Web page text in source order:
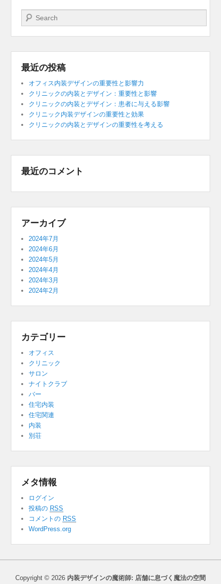
検索開始
最近の投稿
オフィス内装デザインの重要性と影響力
クリニックの内装とデザイン：重要性と影響
クリニックの内装とデザイン：患者に与える影響
クリニック内装デザインの重要性と効果
クリニックの内装とデザインの重要性を考える
最近のコメント
アーカイブ
2024年7月
2024年6月
2024年5月
2024年4月
2024年3月
2024年2月
カテゴリー
オフィス
クリニック
サロン
ナイトクラブ
バー
住宅内装
住宅関連
内装
別荘
メタ情報
ログイン
投稿の RSS
コメントの RSS
WordPress.org
Copyright © 2026 内装デザインの魔術師: 店舗に息づく魔法の空間